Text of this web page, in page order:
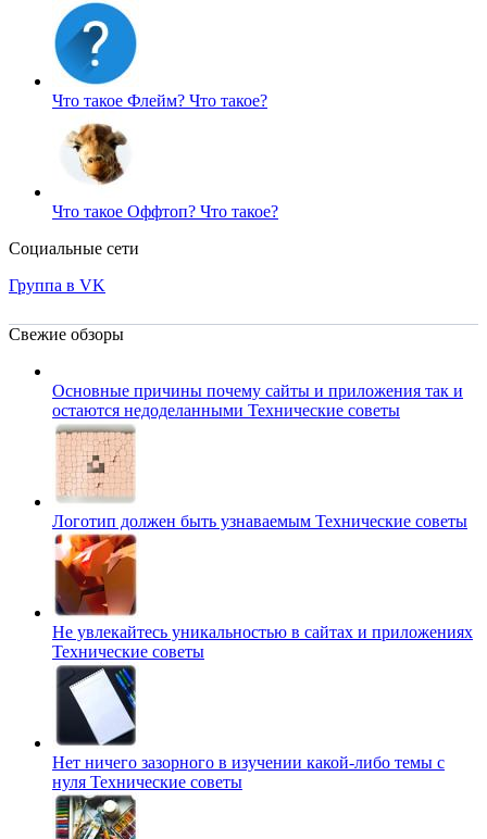
Что такое Флейм? Что такое?
Что такое Оффтоп? Что такое?
Социальные сети
Группа в VK
Свежие обзоры
Основные причины почему сайты и приложения так и
остаются недоделанными Технические советы
Логотип должен быть узнаваемым Технические советы
Не увлекайтесь уникальностью в сайтах и приложениях
Технические советы
Нет ничего зазорного в изучении какой-либо темы с
нуля Технические советы